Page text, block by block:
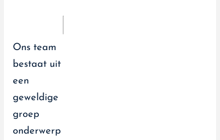
Ons team
bestaat uit
een
geweldige
groep
onderwerp